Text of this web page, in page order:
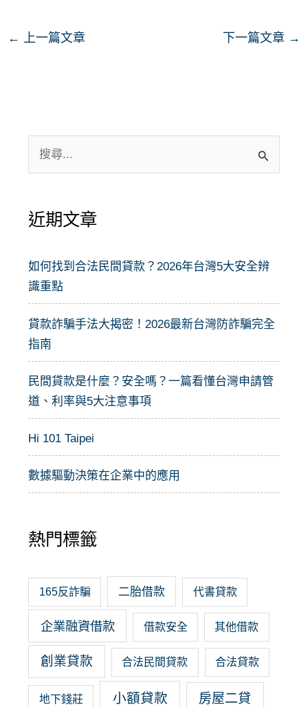
← 上一篇文章 下一篇文章 →
尋
鍵
:
近期文章
如何找到合法民間貸款？2026年台灣5大安全辨
識重點
貸款詐騙手法大揭密！2026最新台灣防詐騙完全
指南
民間貸款是什麼？安全嗎？一篇看懂台灣申請管
道、利率與5大注意事項
Hi 101 Taipei
數據驅動決策在企業中的應用
熱門標籤
165反詐騙 二胎借款 代書貸款
企業融資借款 借款安全 其他借款
創業貸款 合法民間貸款 合法貸款
地下錢莊 小額貸款 房屋二貸